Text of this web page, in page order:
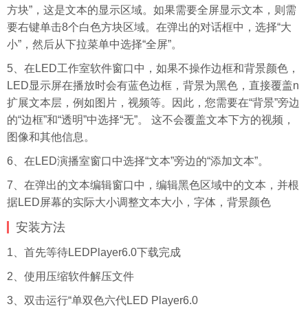
方块”，这是文本的显示区域。如果需要全屏显示文本，则需
要右键单击8个白色方块区域。在弹出的对话框中，选择“大
小”，然后从下拉菜单中选择“全屏”。
5、在LED工作室软件窗口中，如果不操作边框和背景颜色，
LED显示屏在播放时会有蓝色边框，背景为黑色，直接覆盖n
扩展文本层，例如图片，视频等。因此，您需要在“背景”旁边
的“边框”和“透明”中选择“无”。 这不会覆盖文本下方的视频，
图像和其他信息。
6、在LED演播室窗口中选择“文本”旁边的“添加文本”。
7、在弹出的文本编辑窗口中，编辑黑色区域中的文本，并根
据LED屏幕的实际大小调整文本大小，字体，背景颜色
安装方法
1、首先等待LEDPlayer6.0下载完成
2、使用压缩软件解压文件
3、双击运行“单双色六代LED Player6.0